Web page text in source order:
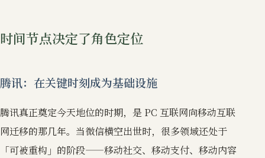
时间节点决定了角色定位
腾讯：在关键时刻成为基础设施
腾讯真正奠定今天地位的时期，是 PC 互联网向移动互联
网迁移的那几年。当微信横空出世时，很多领域还处于
「可被重构」的阶段——移动社交、移动支付、移动内容